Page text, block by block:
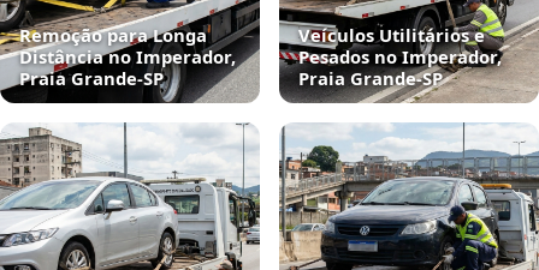
Remoção para Longa
Distância no Imperador,
Praia Grande‑SP
Veículos Utilitários e
Pesados no Imperador,
Praia Grande‑SP